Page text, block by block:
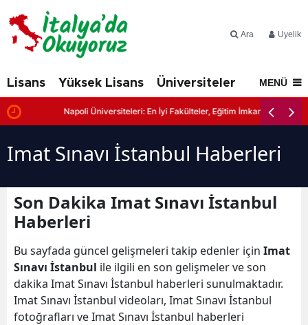
Ara Üyelik
Lisans Yüksek Lisans Üniversiteler İtalya'da
MENÜ
Napoli Üniversiteleri: En İyi Fakülteler, Eğitim İmkanları ve
Imat Sınavı İstanbul Haberleri
Son Dakika Imat Sınavı İstanbul
Haberleri
Bu sayfada güncel gelişmeleri takip edenler için Imat
Sınavı İstanbul ile ilgili en son gelişmeler ve son
dakika Imat Sınavı İstanbul haberleri sunulmaktadır.
Imat Sınavı İstanbul videoları, Imat Sınavı İstanbul
fotoğrafları ve Imat Sınavı İstanbul haberleri